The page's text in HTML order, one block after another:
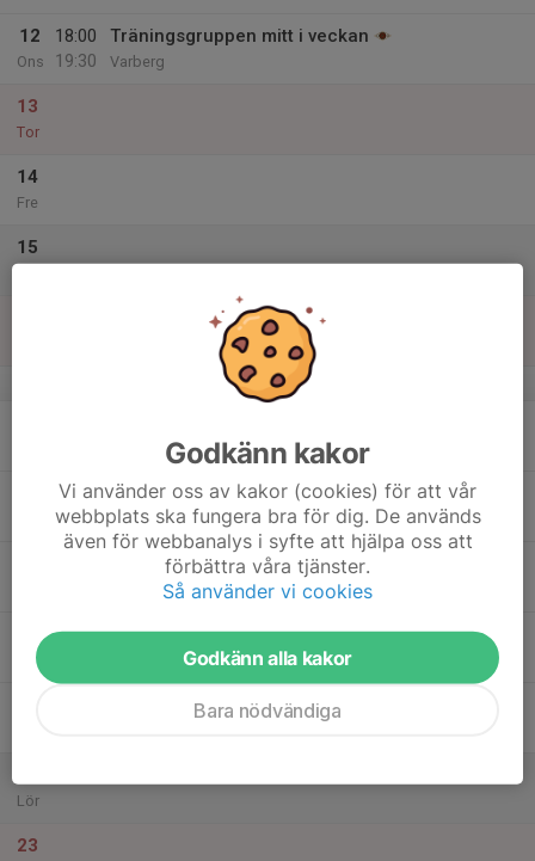
12
Ons
18:00
19:30
Träningsgruppen mitt i veckan
Varberg
13
Tor
14
Fre
15
v.20
Tor
Lör
23
Godkänn kakor
Vi använder oss av kakor (cookies) för att vår
webbplats ska fungera bra för dig. De används
även för webbanalys i syfte att hjälpa oss att
förbättra våra tjänster.
Så använder vi cookies
Godkänn alla kakor
Bara nödvändiga